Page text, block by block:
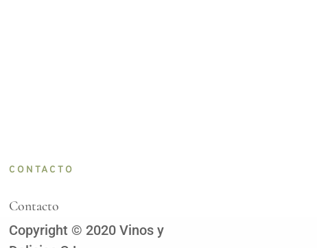
CONTACTO
Contacto
Copyright © 2020 Vinos y